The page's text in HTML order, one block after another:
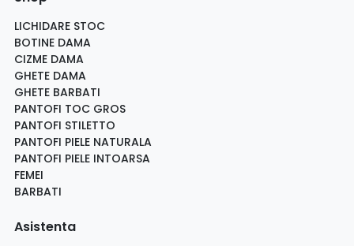
LICHIDARE STOC
BOTINE DAMA
CIZME DAMA
GHETE DAMA
GHETE BARBATI
PANTOFI TOC GROS
PANTOFI STILETTO
PANTOFI PIELE NATURALA
PANTOFI PIELE INTOARSA
FEMEI
BARBATI
Asistenta